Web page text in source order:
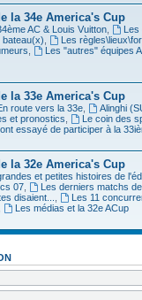
la 34e America's Cup
AC & Louis Vuitton, Les
bateau(x), Les
, Les "autres" équipes
la 33e America's Cup
route vers la 33e, Alinghi
et pronostics, Le coin des
ont essayé de participer à la
la 32e America's Cup
et petites histoires de
07, Les derniers matchs
disaient..., Les 11
Les médias et la 32e ACup